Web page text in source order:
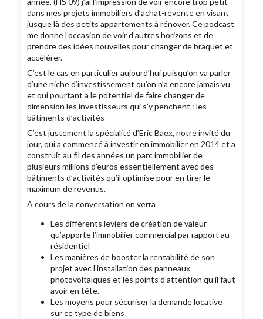
dans mes projets immobiliers d’achat-revente en visant
jusque là des petits appartements à rénover. Ce podcast
me donne l’occasion de voir d’autres horizons et de
prendre des idées nouvelles pour changer de braquet et
accélérer.
C’est le cas en particulier aujourd’hui puisqu’on va parler
d’une niche d’investissement qu’on n’a encore jamais vu
et qui pourtant a le potentiel de faire changer de
dimension les investisseurs qui s’y penchent : les
bâtiments d’activités
C’est justement la spécialité d’Eric Baex, notre invité du
jour, qui a commencé à investir en immobilier en 2014 et a
construit au fil des années un parc immobilier de
plusieurs millions d’euros essentiellement avec des
bâtiments d’activités qu’il optimise pour en tirer le
maximum de revenus.
A cours de la conversation on verra
Les différents leviers de création de valeur
qu’apporte l’immobilier commercial par rapport au
résidentiel
Les manières de booster la rentabilité de son
projet avec l’installation des panneaux
photovoltaïques et les points d’attention qu’il faut
avoir en tête.
Les moyens pour sécuriser la demande locative
sur ce type de biens